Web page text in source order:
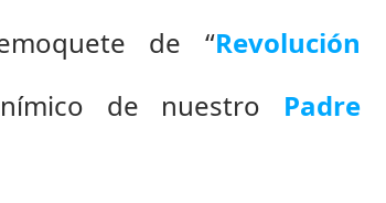
de “Revolución
de nuestro Padre